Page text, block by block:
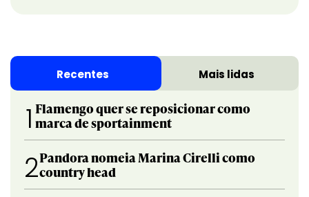
Recentes Mais lidas
1 Flamengo quer se reposicionar como
marca de sportainment
2Pandora nomeia Marina Cirelli como
country head